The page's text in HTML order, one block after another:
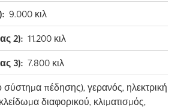
9.000 κιλ
2): 11.200 κιλ
3): 7.800 κιλ
σύστημα πέδησης), γερανός, ηλεκτρική
διαφορικού, κλιματισμός,